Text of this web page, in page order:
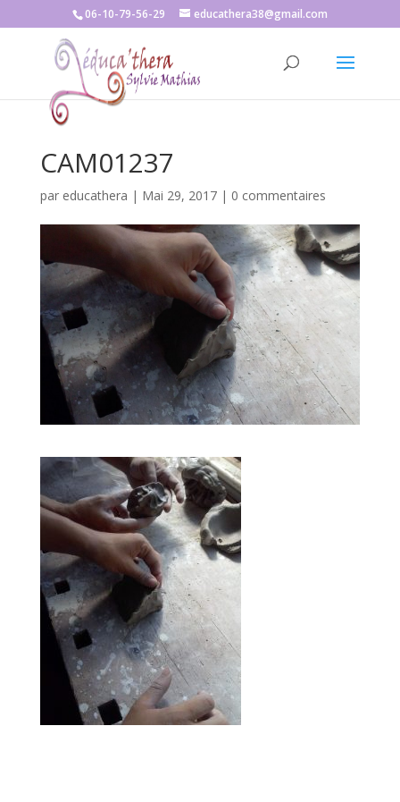
06-10-79-56-29 educathera38@gmail.com
CAM01237
par educathera | Mai 29, 2017| 0 commentaires